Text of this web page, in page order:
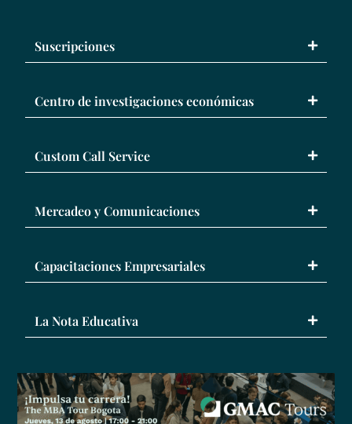
Suscripciones
Centro de investigaciones económicas
Custom Call Service
Mercadeo y Comunicaciones
Capacitaciones Empresariales
La Nota Educativa